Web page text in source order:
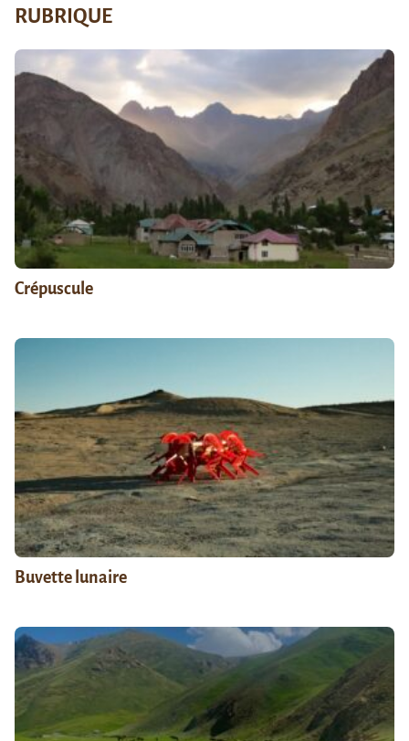
RUBRIQUE
Crépuscule
Buvette lunaire